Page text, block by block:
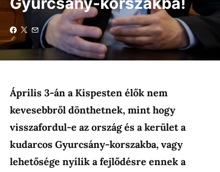
Április 3-án a Kispesten élők nem
kevesebbről dönthetnek, mint hogy
visszafordul-e az ország és a kerület a
kudarcos Gyurcsány-korszakba, vagy
lehetősége nyílik a fejlődésre ennek a